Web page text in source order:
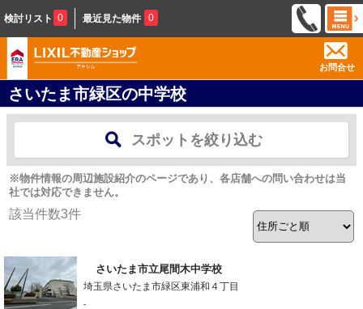
検討リスト 0 最近見た物件 0
お問合せ
さいたま市緑区の中学校
スポットを絞り込む
※物件情報の周辺施設紹介のページであり、各店舗への問い合わせは当
社では対応できません。
該当件数3件
さいたま市立尾間木中学校
埼玉県さいたま市緑区東浦和４丁目
-